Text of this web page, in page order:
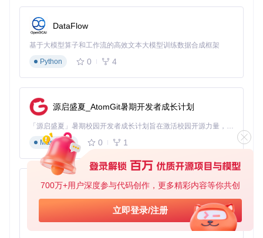
700万+用户深度参与代码创作，更多精彩内容等你共创
立即登录/注册
三、模块化配置指南
⚙️ 环境准备：
# 克隆项目仓库
git
cd BiliLocal
# 安装依赖
sudo
apt-get install cmake make gcc g++ qt5-default
# 编译项目
mkdir build && cd build
cmake ..
DataFlow
基于大模型算子和工作流的高效文本大模型训练数据合成框架
Python
0 4
源启盛夏_AtomGit暑期开发者成长计划
「源启盛夏」暑期校园开发者成长计划旨在激活校园开源力量，通过积分激励、认证扶持、资源倾斜等形式，引导高校组织和开发者完成「入驻 — 建项目 — 做贡献 — 获认证 — 得资源」的完整闭环。无论你是想带领社团入驻平台的组织者，还是希望用代码贡献证明自己的开发者，都能在这里找到属于你的成长路径。
Markdown
0 1
py-xiaozhi
基于Python的Xiaozhi AI，适用于想要完整Xiaozhi体验而无需拥有专用硬件的用户。
Python
0 1